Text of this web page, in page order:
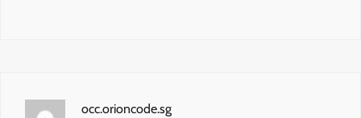
occ.orioncode.sg